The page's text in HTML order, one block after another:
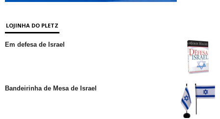
LOJINHA DO PLETZ
Em defesa de Israel
Bandeirinha de Mesa de Israel